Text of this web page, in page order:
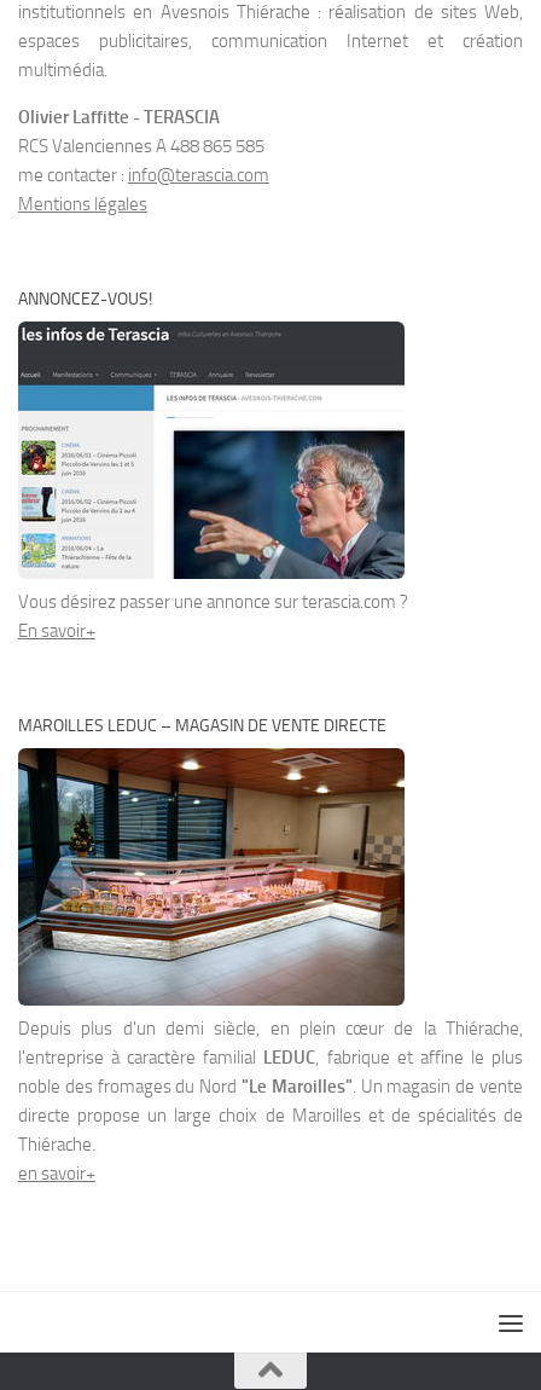
institutionnels en Avesnois Thiérache : réalisation de sites Web,
espaces publicitaires, communication Internet et création
multimédia.
Olivier Laffitte - TERASCIA
RCS Valenciennes A 488 865 585
me contacter : info@terascia.com
Mentions légales
ANNONCEZ-VOUS!
Vous désirez passer une annonce sur terascia.com ?
En savoir+
MAROILLES LEDUC – MAGASIN DE VENTE DIRECTE
Depuis plus d'un demi siècle, en plein cœur de la Thiérache,
l'entreprise à caractère familial LEDUC, fabrique et affine le plus
noble des fromages du Nord "Le Maroilles". Un magasin de vente
directe propose un large choix de Maroilles et de spécialités de
Thiérache.
en savoir+